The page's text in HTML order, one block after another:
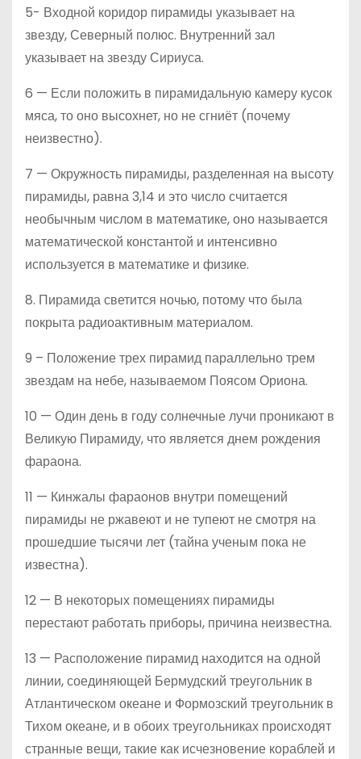
5- Входной коридор пирамиды указывает на
звезду, Северный полюс. Внутренний зал
указывает на звезду Сириуса.
6 — Если положить в пирамидальную камеру кусок
мяса, то оно высохнет, но не сгниёт (почему
неизвестно).
7 — Окружность пирамиды, разделенная на высоту
пирамиды, равна 3,14 и это число считается
необычным числом в математике, оно называется
математической константой и интенсивно
используется в математике и физике.
8. Пирамида светится ночью, потому что была
покрыта радиоактивным материалом.
9 – Положение трех пирамид параллельно трем
звездам на небе, называемом Поясом Ориона.
10 — Один день в году солнечные лучи проникают в
Великую Пирамиду, что является днем рождения
фараона.
11 — Кинжалы фараонов внутри помещений
пирамиды не ржавеют и не тупеют не смотря на
прошедшие тысячи лет (тайна ученым пока не
известна).
12 — В некоторых помещениях пирамиды
перестают работать приборы, причина неизвестна.
13 — Расположение пирамид находится на одной
линии, соединяющей Бермудский треугольник в
Атлантическом океане и Формозский треугольник в
Тихом океане, и в обоих треугольниках происходят
странные вещи, такие как исчезновение кораблей и